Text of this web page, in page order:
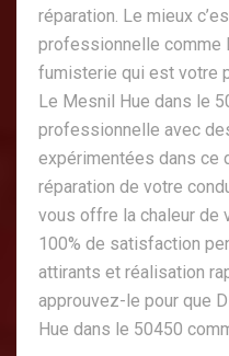
réparation. Le mieux
professionnelle comme
fumisterie qui est votre
Le Mesnil Hue dans le
professionnelle avec
expérimentées dans ce
réparation de votre
vous offre la chaleur de
100% de satisfaction
attirants et réalisation
approuvez-le pour que
Hue dans le 50450